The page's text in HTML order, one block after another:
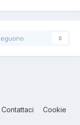
0
Contattaci Cookie